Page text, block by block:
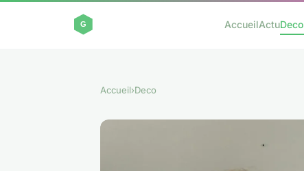
AccueilActuDeco
Accueil›Deco